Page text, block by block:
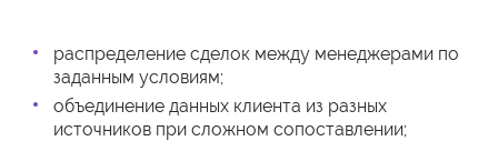
распределение сделок между менеджерами по
заданным условиям;
объединение данных клиента из разных
источников при сложном сопоставлении;